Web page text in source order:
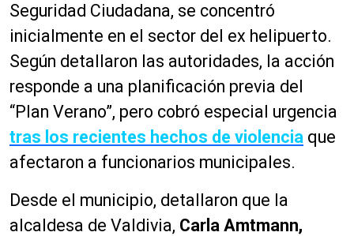
Seguridad Ciudadana, se concentró
inicialmente en el sector del ex helipuerto.
Según detallaron las autoridades, la acción
responde a una planificación previa del
“Plan Verano”, pero cobró especial urgencia
tras los recientes hechos de violencia que
afectaron a funcionarios municipales.
Desde el municipio, detallaron que la
alcaldesa de Valdivia, Carla Amtmann,